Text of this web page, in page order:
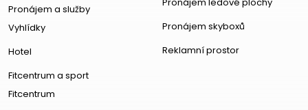
Pronájem a služby
Vyhlídky
Hotel
Fitcentrum a sport
Fitcentrum
Pronájem skyboxů
Reklamní prostor